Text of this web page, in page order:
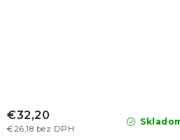
€26,18 bez DPH
€32,20